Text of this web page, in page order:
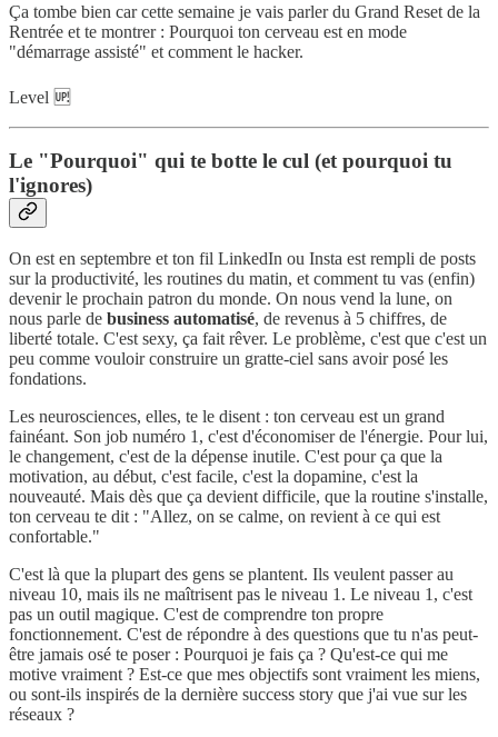
Ça tombe bien car cette semaine je vais parler du Grand Reset de la
Rentrée et te montrer : Pourquoi ton cerveau est en mode
"démarrage assisté" et comment le hacker.
Level 🆙
Le "Pourquoi" qui te botte le cul (et pourquoi tu
l'ignores)
On est en septembre et ton fil LinkedIn ou Insta est rempli de posts
sur la productivité, les routines du matin, et comment tu vas (enfin)
devenir le prochain patron du monde. On nous vend la lune, on
nous parle de business automatisé, de revenus à 5 chiffres, de
liberté totale. C'est sexy, ça fait rêver. Le problème, c'est que c'est un
peu comme vouloir construire un gratte-ciel sans avoir posé les
fondations.
Les neurosciences, elles, te le disent : ton cerveau est un grand
fainéant. Son job numéro 1, c'est d'économiser de l'énergie. Pour lui,
le changement, c'est de la dépense inutile. C'est pour ça que la
motivation, au début, c'est facile, c'est la dopamine, c'est la
nouveauté. Mais dès que ça devient difficile, que la routine s'installe,
ton cerveau te dit : "Allez, on se calme, on revient à ce qui est
confortable."
C'est là que la plupart des gens se plantent. Ils veulent passer au
niveau 10, mais ils ne maîtrisent pas le niveau 1. Le niveau 1, c'est
pas un outil magique. C'est de comprendre ton propre
fonctionnement. C'est de répondre à des questions que tu n'as peut-
être jamais osé te poser : Pourquoi je fais ça ? Qu'est-ce qui me
motive vraiment ? Est-ce que mes objectifs sont vraiment les miens,
ou sont-ils inspirés de la dernière success story que j'ai vue sur les
réseaux ?